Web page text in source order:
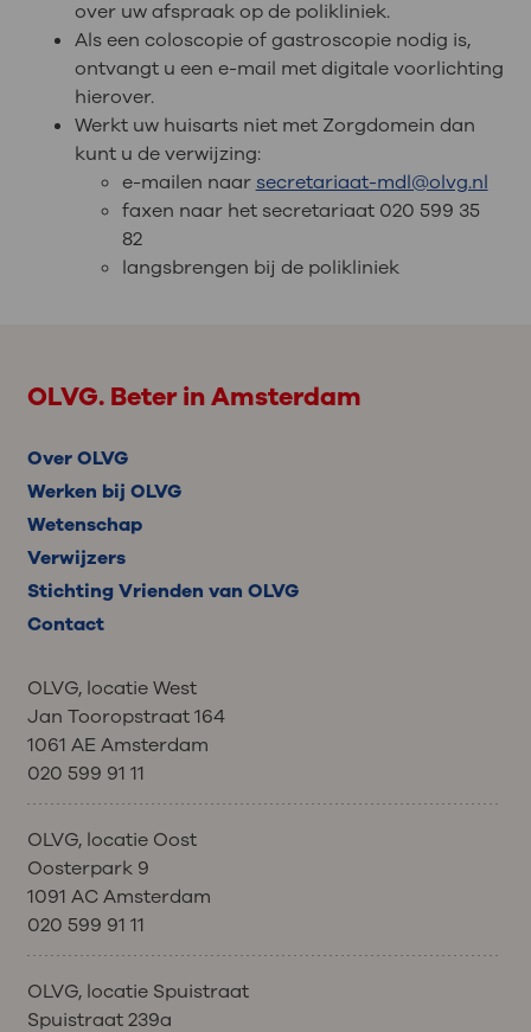
over uw afspraak op de polikliniek.
Als een coloscopie of gastroscopie nodig is,
ontvangt u een e-mail met digitale voorlichting
hierover.
Werkt uw huisarts niet met Zorgdomein dan
kunt u de verwijzing:
e-mailen naar secretariaat-mdl@olvg.nl
faxen naar het secretariaat 020 599 35
82
langsbrengen bij de polikliniek
OLVG. Beter in Amsterdam
Over OLVG
Werken bij OLVG
Wetenschap
Verwijzers
Stichting Vrienden van OLVG
Contact
OLVG, locatie West
Jan Tooropstraat 164
1061 AE Amsterdam
020 599 91 11
OLVG, locatie Oost
Oosterpark 9
1091 AC Amsterdam
020 599 91 11
OLVG, locatie Spuistraat
Spuistraat 239a